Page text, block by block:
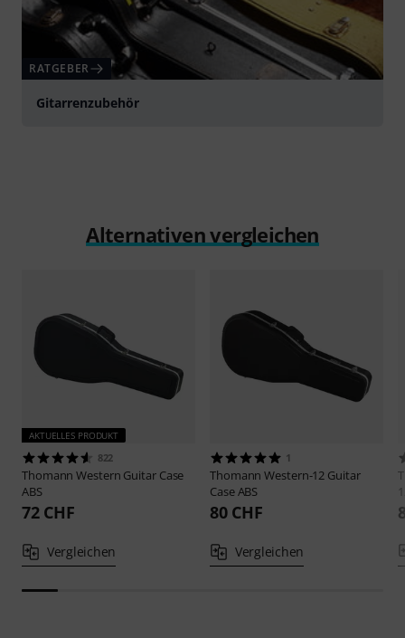
RATGEBER
Gitarrenzubehör
Alternativen vergleichen
AKTUELLES PRODUKT
822
ThomannWestern Guitar Case
ABS
72 CHF
Vergleichen
1
ThomannWestern-12 Guitar
Case ABS
80 CHF
Vergleichen